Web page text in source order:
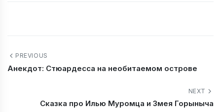
PREVIOUS
Анекдот: Стюардесса на необитаемом острове
NEXT
Сказка про Илью Муромца и Змея Горыныча